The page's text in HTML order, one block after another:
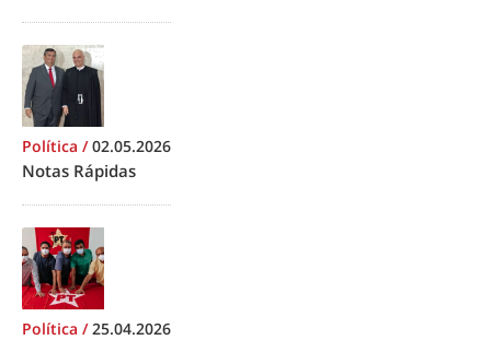
Política /02.05.2026
Notas Rápidas
Política /25.04.2026